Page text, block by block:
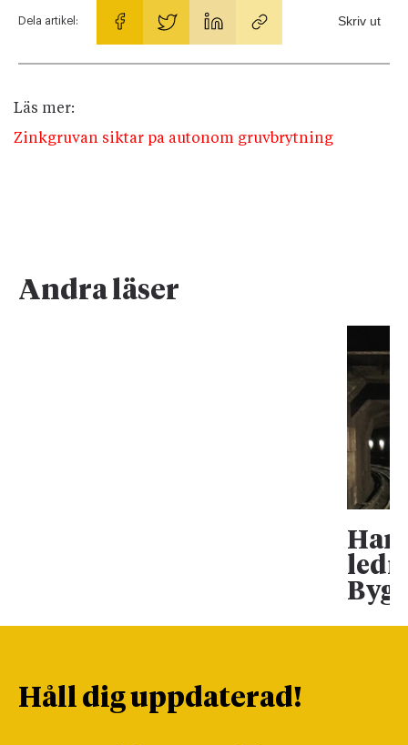
Dela artikel: Skriv ut
Läs mer:
Zinkgruvan siktar pa autonom gruvbrytning
Andra läser
Han
Håll dig uppdaterad!